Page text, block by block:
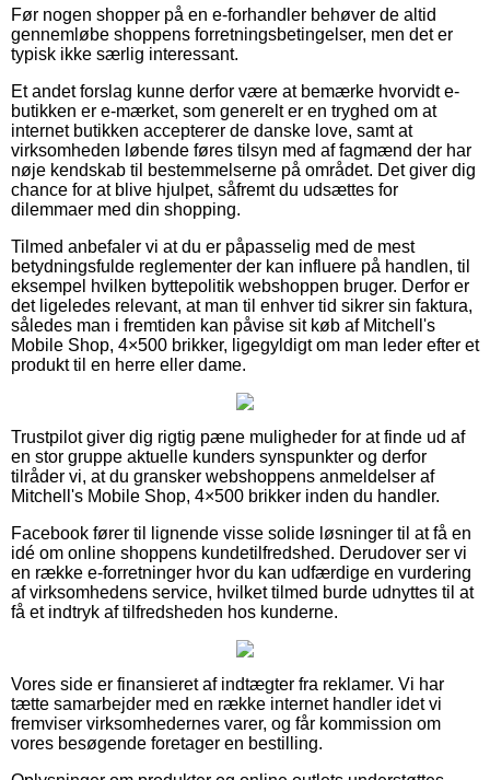
Før nogen shopper på en e-forhandler behøver de altid
gennemløbe shoppens forretningsbetingelser, men det er
typisk ikke særlig interessant.
Et andet forslag kunne derfor være at bemærke hvorvidt e-
butikken er e-mærket, som generelt er en tryghed om at
internet butikken accepterer de danske love, samt at
virksomheden løbende føres tilsyn med af fagmænd der har
nøje kendskab til bestemmelserne på området. Det giver dig
chance for at blive hjulpet, såfremt du udsættes for
dilemmaer med din shopping.
Tilmed anbefaler vi at du er påpasselig med de mest
betydningsfulde reglementer der kan influere på handlen, til
eksempel hvilken byttepolitik webshoppen bruger. Derfor er
det ligeledes relevant, at man til enhver tid sikrer sin faktura,
således man i fremtiden kan påvise sit køb af Mitchell's
Mobile Shop, 4×500 brikker, ligegyldigt om man leder efter et
produkt til en herre eller dame.
Trustpilot giver dig rigtig pæne muligheder for at finde ud af
en stor gruppe aktuelle kunders synspunkter og derfor
tilråder vi, at du gransker webshoppens anmeldelser af
Mitchell's Mobile Shop, 4×500 brikker inden du handler.
Facebook fører til lignende visse solide løsninger til at få en
idé om online shoppens kundetilfredshed. Derudover ser vi
en række e-forretninger hvor du kan udfærdige en vurdering
af virksomhedens service, hvilket tilmed burde udnyttes til at
få et indtryk af tilfredsheden hos kunderne.
Vores side er finansieret af indtægter fra reklamer. Vi har
tætte samarbejder med en række internet handler idet vi
fremviser virksomhedernes varer, og får kommission om
vores besøgende foretager en bestilling.